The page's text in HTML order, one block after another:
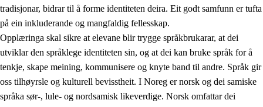
tradisjonar, bidrar til å forme identiteten deira. Eit godt samfunn er tufta
på ein inkluderande og mangfaldig fellesskap.
Opplæringa skal sikre at elevane blir trygge språkbrukarar, at dei
utviklar den språklege identiteten sin, og at dei kan bruke språk for å
tenkje, skape meining, kommunisere og knyte band til andre. Språk gir
oss tilhøyrsle og kulturell bevisstheit. I Noreg er norsk og dei samiske
språka sør-, lule- og nordsamisk likeverdige. Norsk omfattar dei